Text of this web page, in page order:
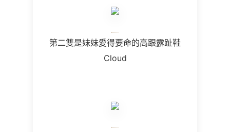
第二雙是妹妹愛得要命的高跟露趾鞋
Cloud